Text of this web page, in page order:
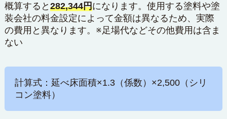
概算すると 282,344円になります。使用する塗料や塗
装会社の料金設定によって金額は異なるため、実際
の費用と異なります。※足場代などその他費用は含ま
ない
計算式：延べ床面積×1.3（係数）×2,500（シリ
コン塗料）